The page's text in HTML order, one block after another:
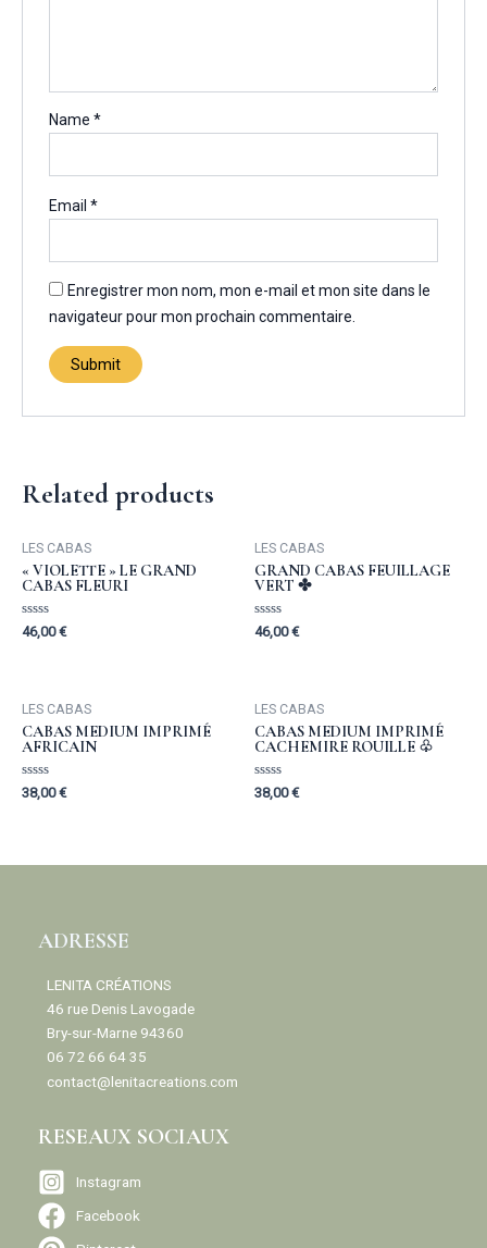
Name*
Email*
Enregistrer mon nom, mon e-mail et mon site dans le
navigateur pour mon prochain commentaire.
Related products
LES CABAS
« VIOLETTE » LE GRAND
CABAS FLEURI
Rated
46,00€
LES CABAS
GRAND CABAS FEUILLAGE
VERT ✤
Rated
46,00€
LES CABAS
CABAS MEDIUM IMPRIMÉ
AFRICAIN
Rated
38,00€
LES CABAS
CABAS MEDIUM IMPRIMÉ
CACHEMIRE ROUILLE ♧
Rated
38,00€
ADRESSE
LENITA CRÉATIONS
46 rue Denis Lavogade
Bry-sur-Marne 94360
06 72 66 64 35
contact@lenitacreations.com
RESEAUX SOCIAUX
Instagram
Facebook